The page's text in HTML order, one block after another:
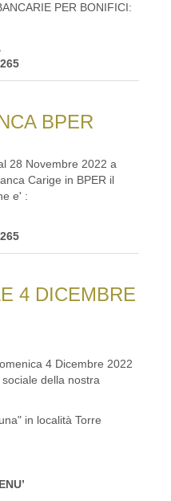
PER BONIFICI:
BPER
28 Novembre 2022 a
Carige in BPER il
e' :
4 DICEMBRE
4 Dicembre 2022
della nostra
in località Torre